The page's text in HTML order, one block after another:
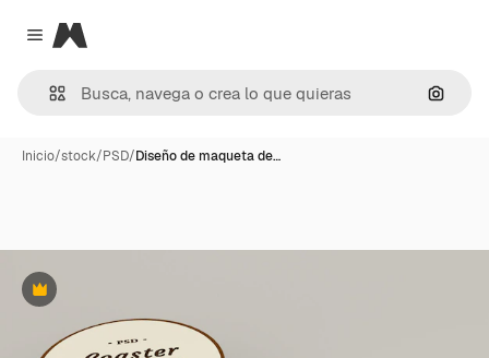
Close menu
Magnific
Inicio/stock/PSD/Diseño de maqueta de…
Premium